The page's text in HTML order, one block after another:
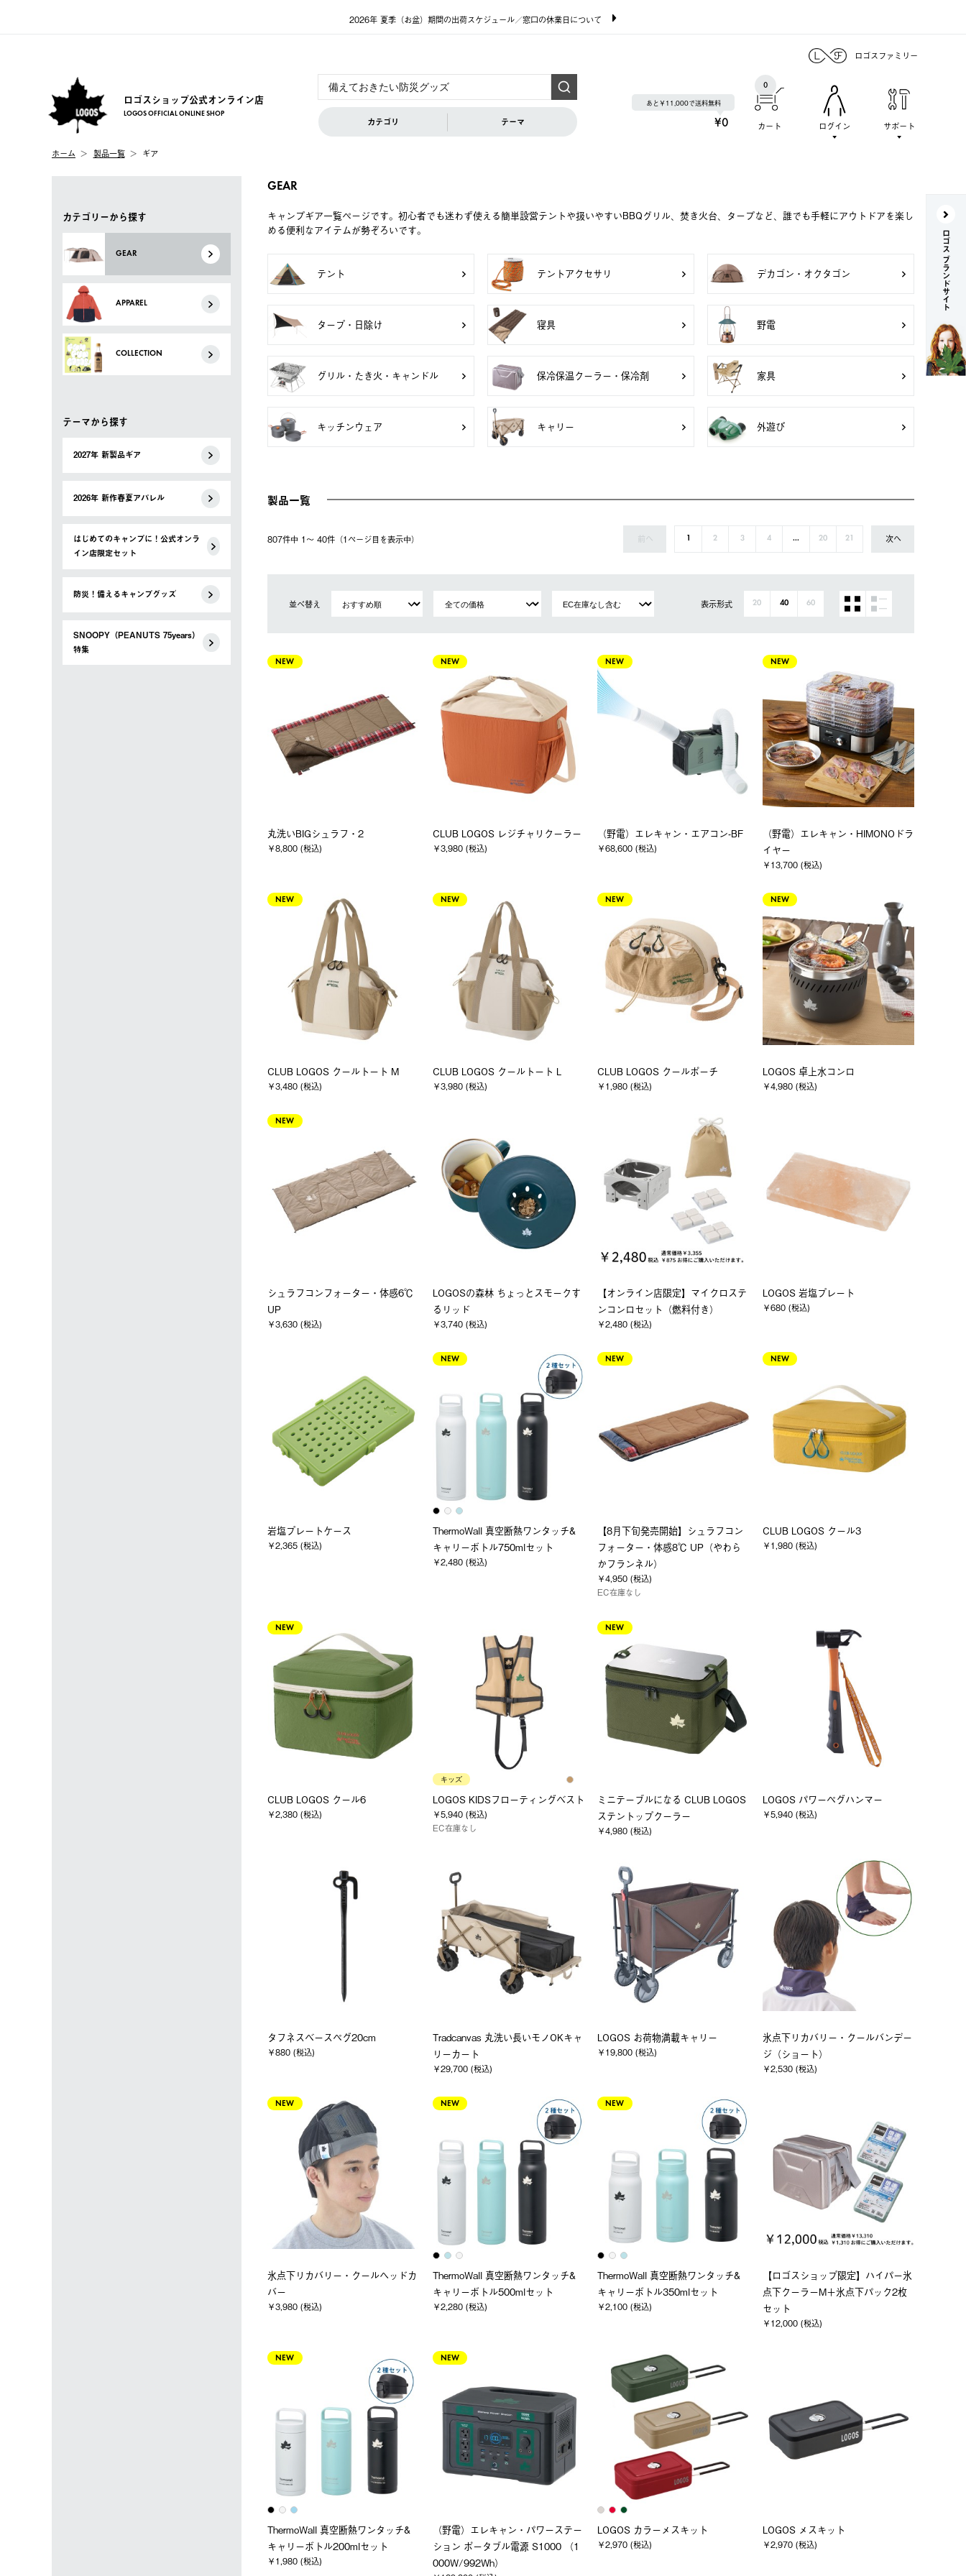
2026年 夏季（お盆）期間の出荷スケジュール／窓口の休業日について
ロゴスファミリー
ロゴスショップ公式オンライン店
LOGOS OFFICIAL ONLINE SHOP
カテゴリ テーマ
あと￥11,000で送料無料
¥0 カート
0
ログイン サポート
ホーム 製品一覧 ギア
カテゴリーから探す
GEAR
APPAREL
COLLECTION
テーマから探す
2027年 新製品ギア
2026年 新作春夏アパレル
はじめてのキャンプに！公式オンラ
イン店限定セット
防災！備えるキャンプグッズ
SNOOPY（PEANUTS 75years）
特集
GEAR
キャンプギア一覧ページです。初心者でも迷わず使える簡単設営テントや扱いやすいBBQグリル、焚き火台、タープなど、誰でも手軽にアウトドアを楽し
める便利なアイテムが勢ぞろいです。
テント テントアクセサリ デカゴン・オクタゴン
タープ・日除け 寝具 野電
グリル・たき火・キャンドル 保冷保温クーラー・保冷剤 家具
キッチンウェア キャリー 外遊び
製品一覧
807件中 1〜 40件（1ページ⽬を表⽰中） 前へ 1 2 3 4 ... 20 21 次へ
並べ替え 表示形式 20 40 60
NEW
丸洗いBIGシュラフ・2
￥8,800 (税込)
NEW
CLUB LOGOS レジチャリクーラー
￥3,980 (税込)
NEW
（野電）エレキャン・エアコン-BF
￥68,600 (税込)
NEW
（野電）エレキャン・HIMONOドラ
イヤー
￥13,700 (税込)
NEW
CLUB LOGOS クールトート M
￥3,480 (税込)
NEW
CLUB LOGOS クールトート L
￥3,980 (税込)
NEW
CLUB LOGOS クールポーチ
￥1,980 (税込)
NEW
LOGOS 卓上水コンロ
￥4,980 (税込)
NEW
シュラフコンフォーター・体感6℃
UP
￥3,630 (税込)
LOGOSの森林 ちょっとスモークす
るリッド
￥3,740 (税込)
【オンライン店限定】マイクロステ
ンコンロセット（燃料付き）
￥2,480 (税込)
LOGOS 岩塩プレート
￥680 (税込)
岩塩プレートケース
￥2,365 (税込)
NEW
ThermoWall 真空断熱ワンタッチ&
キャリーボトル750mlセット
￥2,480 (税込)
NEW
【8月下旬発売開始】シュラフコン
フォーター・体感8℃ UP（やわら
かフランネル）
￥4,950 (税込)
EC在庫なし
NEW
CLUB LOGOS クール3
￥1,980 (税込)
NEW
CLUB LOGOS クール6
￥2,380 (税込)
キッズ
LOGOS KIDSフローティングベスト
￥5,940 (税込)
EC在庫なし
NEW
ミニテーブルになる CLUB LOGOS
ステントップクーラー
￥4,980 (税込)
LOGOS パワーペグハンマー
￥5,940 (税込)
タフネスベースペグ20cm
￥880 (税込)
Tradcanvas 丸洗い長いモノOKキャ
リーカート
￥29,700 (税込)
LOGOS お荷物満載キャリー
￥19,800 (税込)
氷点下リカバリー・クールバンデー
ジ（ショート）
￥2,530 (税込)
NEW
氷点下リカバリー・クールヘッドカ
バー
￥3,980 (税込)
NEW
ThermoWall 真空断熱ワンタッチ&
キャリーボトル500mlセット
￥2,280 (税込)
NEW
ThermoWall 真空断熱ワンタッチ&
キャリーボトル350mlセット
￥2,100 (税込)
【ロゴスショップ限定】ハイパー氷
点下クーラーM＋氷点下パック2枚
セット
￥12,000 (税込)
NEW
ThermoWall 真空断熱ワンタッチ&
キャリーボトル200mlセット
￥1,980 (税込)
NEW
（野電）エレキャン・パワーステー
ション ポータブル電源 S1000 （1
000W/992Wh）
LOGOS カラーメスキット
￥2,970 (税込)
LOGOS メスキット
￥2,970 (税込)
ロゴス ブランドサイト